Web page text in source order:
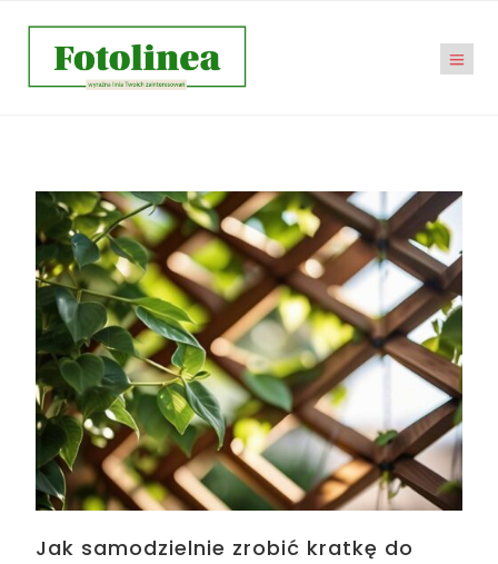
Jak samodzielnie zrobić kratkę do